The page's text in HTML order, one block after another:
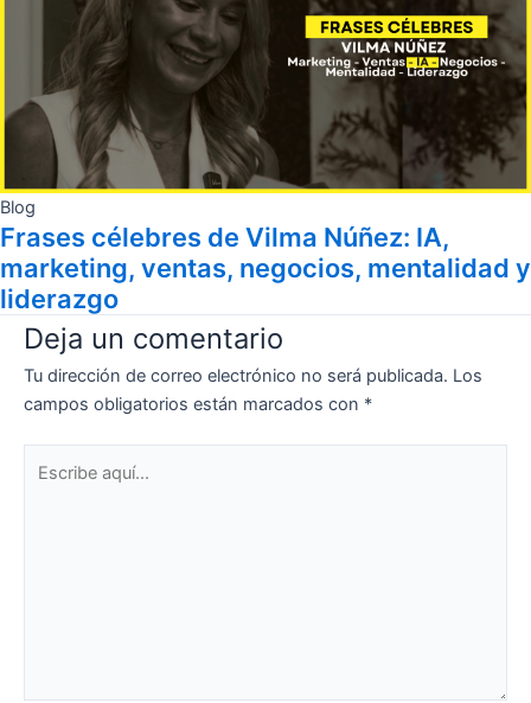
Blog
Frases célebres de Vilma Núñez: IA,
marketing, ventas, negocios, mentalidad y
liderazgo
Deja un comentario
Tu dirección de correo electrónico no será publicada. Los
campos obligatorios están marcados con *
aquí...